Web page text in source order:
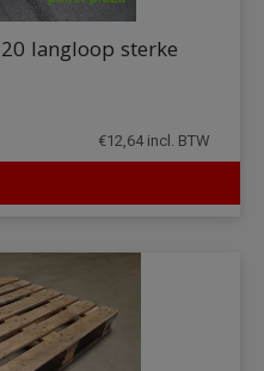
DETAILS
langloop sterke
€12,64 incl. BTW